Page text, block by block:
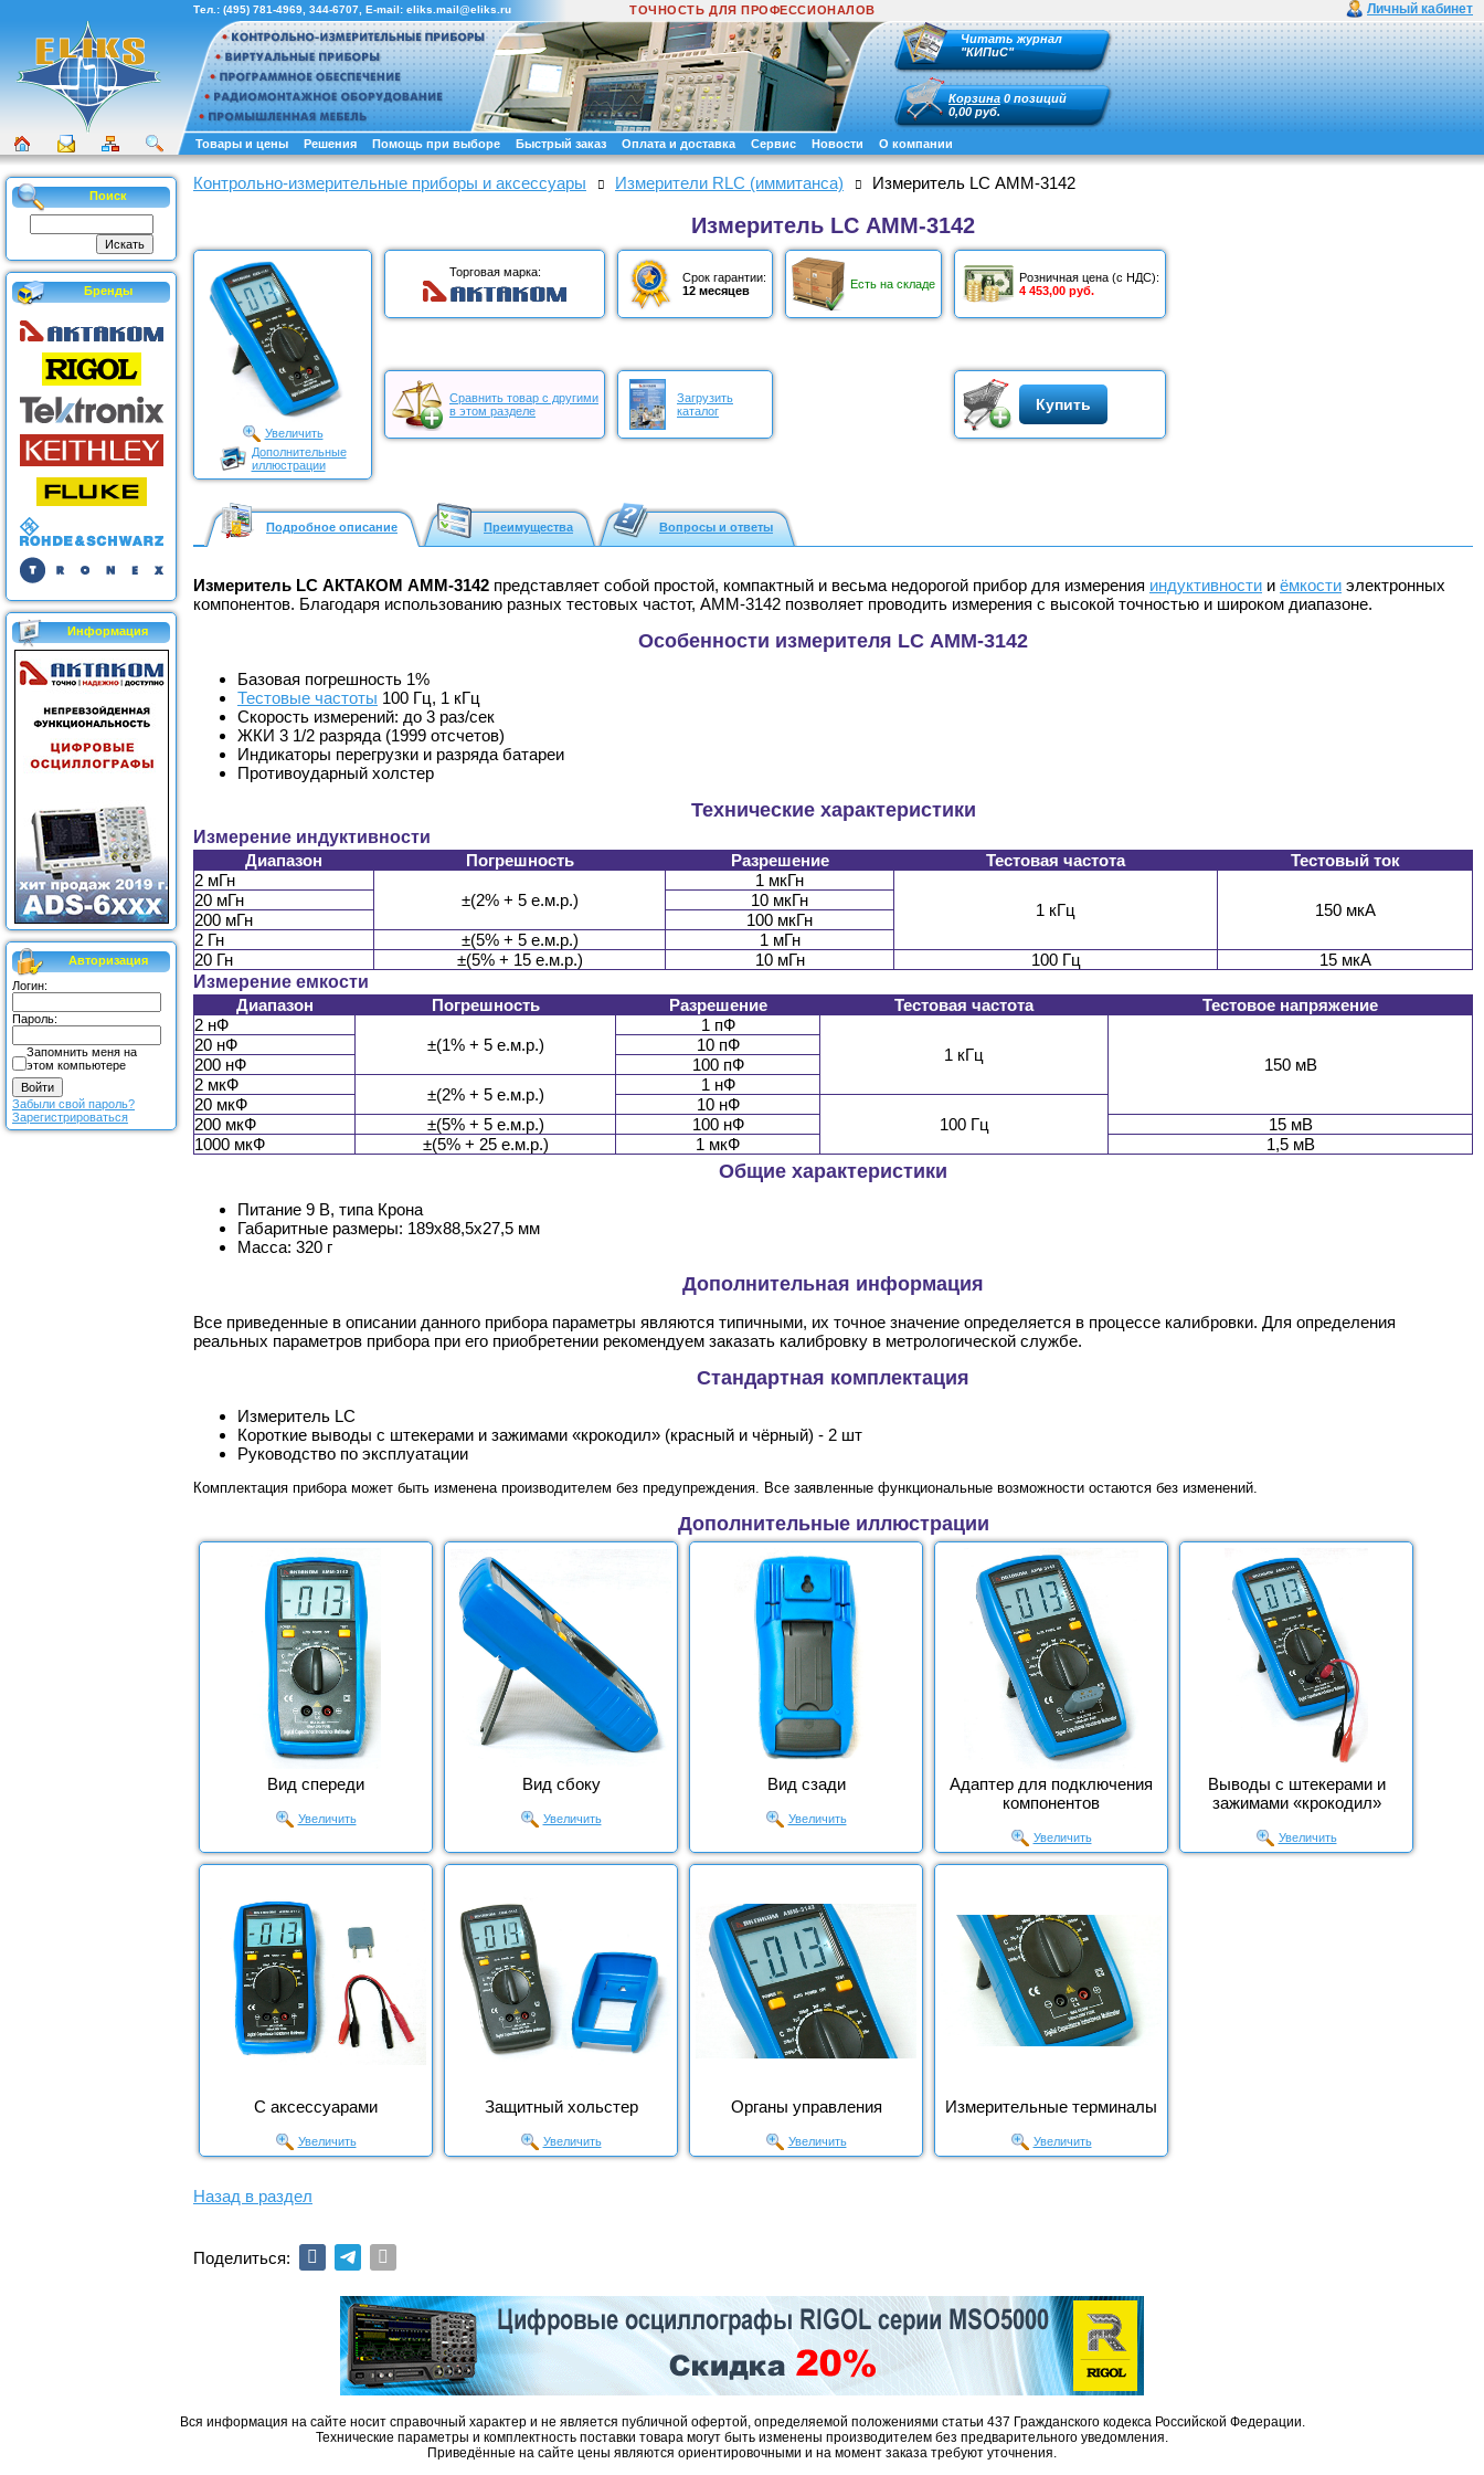
Личный кабинет
Тел.: (495) 781-4969 344-6707 , E-mail: eliks.mail@eliks.ru ТОЧНОСТЬ ДЛЯ ПРОФЕССИОНАЛОВ
Читать журнал
"КИПиС"
Корзина 0 позиций
0,00 руб.
Товары и цены Решения Помощь при выборе Быстрый заказ Оплата и доставка Сервис Новости О компании
Поиск
Бренды
Информация
Авторизация
Логин:
Пароль:
Запомнить меня на
этом компьютере
Забыли свой пароль?
Зарегистрироваться
Контрольно-измерительные приборы и аксессуары Измерители RLC (иммитанса) Измеритель LC АММ-3142
Измеритель LC АММ-3142
Увеличить
Дополнительные
иллюстрации
Торговая марка:
Срок гарантии:
12 месяцев
Есть на складе
Розничная цена (с НДС):
4 453,00 руб.
Сравнить товар с другими
в этом разделе
Загрузить
каталог
Купить
Подробное описание Преимущества Вопросы и ответы
Измеритель LC АКТАКОМ АММ-3142 представляет собой простой, компактный и весьма недорогой прибор для измерения индуктивности и ёмкости электронных
компонентов. Благодаря использованию разных тестовых частот, АММ-3142 позволяет проводить измерения с высокой точностью и широком диапазоне.
Особенности измерителя LC АММ-3142
Базовая погрешность 1%
Тестовые частоты 100 Гц, 1 кГц
Скорость измерений: до 3 раз/сек
ЖКИ 3 1/2 разряда (1999 отсчетов)
Индикаторы перегрузки и разряда батареи
Противоударный холстер
Технические характеристики
Измерение индуктивности
Диапазон
Погрешность Разрешение Тестовая частота
Тестовый ток
2 мГн
±(2% + 5 е.м.р.)
1 мкГн
1 кГц
150 мкА
20 мГн
10 мкГн
200 мГн
100 мкГн
2 Гн
±(5% + 5 е.м.р.)
1 мГн
20 Гн
±(5% + 15 е.м.р.) 10 мГн 100 Гц
15 мкА
Измерение емкости
Диапазон
Погрешность Разрешение Тестовая частота
Тестовое напряжение
2 нФ
±(1% + 5 е.м.р.)
1 пФ
1 кГц
150 мВ
20 нФ
10 пФ
200 нФ
100 пФ
2 мкФ
±(2% + 5 е.м.р.)
1 нФ
20 мкФ
10 нФ
100 Гц
200 мкФ ±(5% + 5 е.м.р.) 100 нФ
15 мВ
1000 мкФ
±(5% + 25 е.м.р.) 1 мкФ 1,5 мВ
Общие характеристики
Питание 9 В, типа Крона
Габаритные размеры: 189х88,5х27,5 мм
Масса: 320 г
Дополнительная информация
Все приведенные в описании данного прибора параметры являются типичными, их точное значение определяется в процессе калибровки. Для определения
реальных параметров прибора при его приобретении рекомендуем заказать калибровку в метрологической службе.
Стандартная комплектация
Измеритель LC
Короткие выводы с штекерами и зажимами «крокодил» (красный и чёрный) - 2 шт
Руководство по эксплуатации
Комплектация прибора может быть изменена производителем без предупреждения. Все заявленные функциональные возможности остаются без изменений.
Дополнительные иллюстрации
Вид спереди
Увеличить
Вид сбоку
Увеличить
Вид сзади
Увеличить
Адаптер для подключения
компонентов
Увеличить
Выводы с штекерами и
зажимами «крокодил»
Увеличить
С аксессуарами
Увеличить
Защитный хольстер
Увеличить
Органы управления
Увеличить
Измерительные терминалы
Увеличить
Назад в раздел
Поделиться:
Вся информация на сайте носит справочный характер и не является публичной офертой, определяемой положениями статьи 437 Гражданского кодекса Российской Федерации.
Технические параметры и комплектность поставки товара могут быть изменены производителем без предварительного уведомления.
Приведённые на сайте цены являются ориентировочными и на момент заказа требуют уточнения.